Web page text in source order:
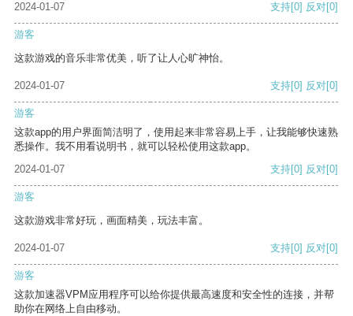
2024-01-07
支持[0] 反对[0]
游客
这款游戏的音乐非常优美，听了让人心旷神怡。
2024-01-07 支持[0] 反对[0]
游客
这款app的用户界面简洁明了，使用起来非常容易上手，让我能够快速熟
悉操作。我不用看说明书，就可以轻松使用这款app。
2024-01-07
支持[0] 反对[0]
游客
这款游戏非常好玩，画面精美，玩法丰富。
2024-01-07 支持[0] 反对[0]
游客
这款加速器VPM应用程序可以给你提供最高速度和安全性的连接，并帮
助你在网络上自由移动。